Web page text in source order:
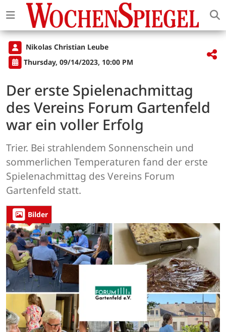
Nikolas Christian Leube
Thursday, 09/14/2023, 10:00 PM
Der erste Spielenachmittag
des Vereins Forum Gartenfeld
war ein voller Erfolg
Trier. Bei strahlendem Sonnenschein und
sommerlichen Temperaturen fand der erste
Spielenachmittag des Vereins Forum
Gartenfeld statt.
Bilder